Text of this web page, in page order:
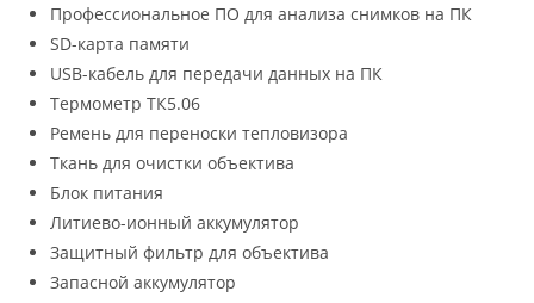
Профессиональное ПО для анализа снимков на ПК
SD-карта памяти
USB-кабель для передачи данных на ПК
Термометр ТК5.06
Ремень для переноски тепловизора
Ткань для очистки объектива
Блок питания
Литиево-ионный аккумулятор
Защитный фильтр для объектива
Запасной аккумулятор